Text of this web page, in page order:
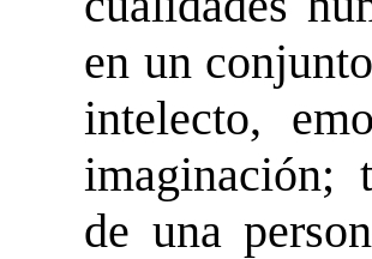
en un
intelecto,
imaginación;
de una